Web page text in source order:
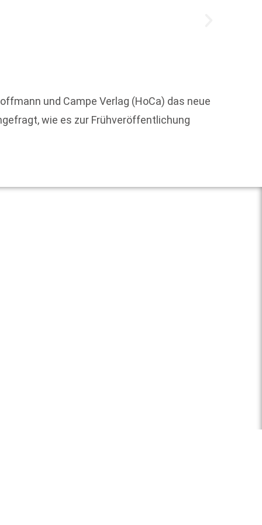
und Campe Verlag (HoCa) das neue
wie es zur Frühveröffentlichung